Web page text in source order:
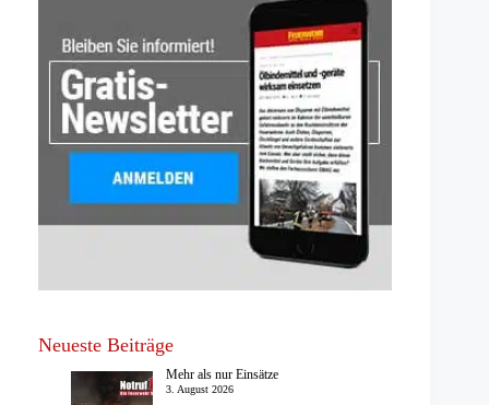
Neueste Beiträge
Mehr als nur Einsätze
3. August 2026